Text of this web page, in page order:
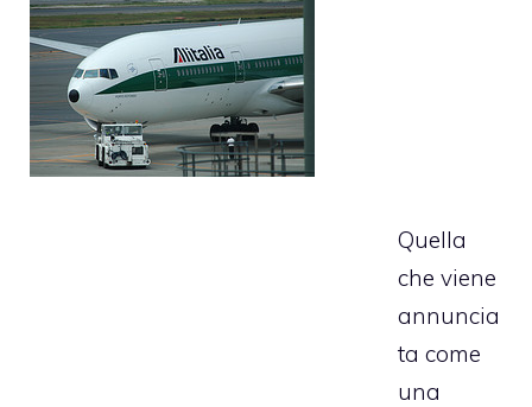
Quella
che viene
annuncia
ta come
una